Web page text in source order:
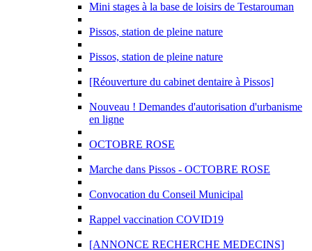
Mini stages à la base de loisirs de Testarouman
Pissos, station de pleine nature
Pissos, station de pleine nature
[Réouverture du cabinet dentaire à Pissos]
Nouveau ! Demandes d'autorisation d'urbanisme
en ligne
OCTOBRE ROSE
Marche dans Pissos - OCTOBRE ROSE
Convocation du Conseil Municipal
Rappel vaccination COVID19
[ANNONCE RECHERCHE MEDECINS]